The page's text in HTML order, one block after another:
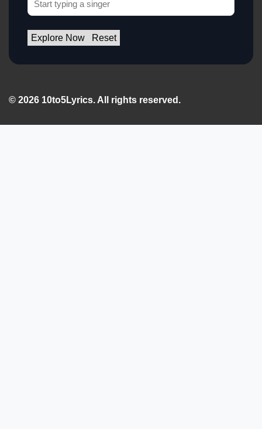
Explore Now Reset
© 2026 10to5Lyrics. All rights reserved.